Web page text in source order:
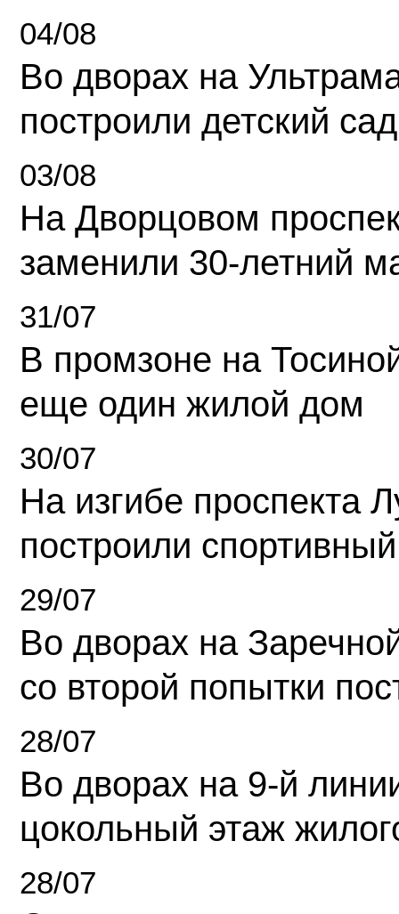
04/08
Во дворах на
построили детский сад
03/08
На Дворцовом
заменили 30-летний
31/07
В промзоне на
еще один жилой дом
30/07
На изгибе проспекта
построили
29/07
Во дворах на
со второй попытки
28/07
Во дворах на 9-й
цокольный этаж
28/07